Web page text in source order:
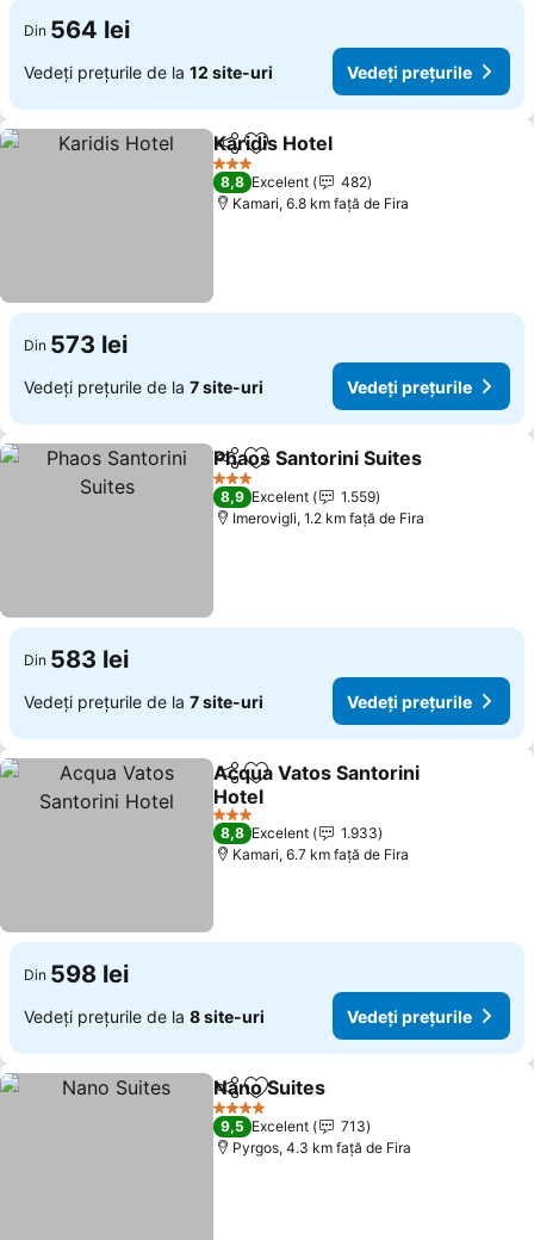
Din 564 lei
Vedeți prețurile de la 12 site-uri Vedeți prețurile
DistribuițiAdăugaţi la favorite
Karidis Hotel
3 Stele
8,8 Excelent
482
Kamari, 6.8 km faţă de Fira
Din 573 lei
Vedeți prețurile de la 7 site-uri Vedeți prețurile
DistribuițiAdăugaţi la favorite
Phaos Santorini Suites
3 Stele
8,9 Excelent
1.559
Imerovigli, 1.2 km faţă de Fira
Din 583 lei
Vedeți prețurile de la 7 site-uri Vedeți prețurile
DistribuițiAdăugaţi la favorite
Acqua Vatos Santorini
Hotel
3 Stele
8,8 Excelent
1.933
Kamari, 6.7 km faţă de Fira
Din 598 lei
Vedeți prețurile de la 8 site-uri Vedeți prețurile
DistribuițiAdăugaţi la favorite
Nano Suites
4 Stele
9,5 Excelent
713
Pyrgos, 4.3 km faţă de Fira